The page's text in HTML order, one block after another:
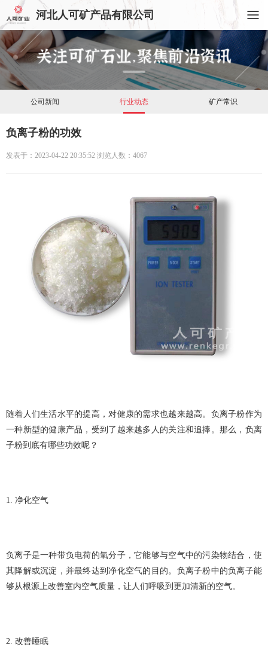
河北人可矿产品有限公司
公司新闻 行业动态 矿产常识
负离子粉的功效
发表于：2023-04-22 20:35:52 浏览人数：4067
随着人们生活水平的提高，对健康的需求也越来越高。负离子粉作为
一种新型的健康产品，受到了越来越多人的关注和追捧。那么，负离
子粉到底有哪些功效呢？
1. 净化空气
负离子是一种带负电荷的氧分子，它能够与空气中的污染物结合，使
其降解或沉淀，并最终达到净化空气的目的。 负离子粉中的负离子能
够从根源上改善室内空气质量，让人们呼吸到更加清新的空气。
2. 改善睡眠